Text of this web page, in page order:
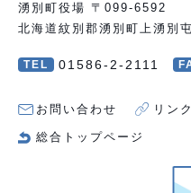
湧別町役場 〒099-6592
北海道紋別郡湧別町上湧別
TEL 01586-2-2111
お問い合わせ リン
総合トップページ